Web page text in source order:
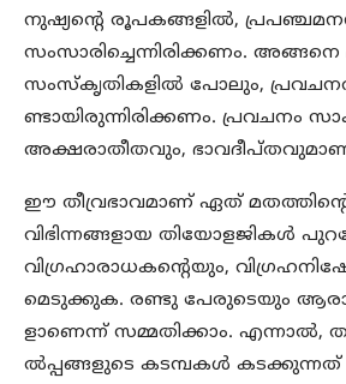
നുഷ്യന്‍റെ രൂപകങ്ങളില്‍,
സംസാരിച്ചെന്നിരിക്കണം.
സംസ്‌കൃതികളില്‍ പോലും,
ണ്ടായിരുന്നിരിക്കണം. പ്രവചനം
അക്ഷരാതീതവും,
ഈ തീവ്രഭാവമാണ് ഏത്
വിഭിന്നങ്ങളായ തിയോളജികള്‍
വിഗ്രഹാരാധകന്‍റെയും,
മെടുക്കുക. രണ്ടു പേരുടെയും
ളാണെന്ന് സമ്മതിക്കാം. എന്നാല്‍,
ല്‍പ്പങ്ങളുടെ കടമ്പകള്‍